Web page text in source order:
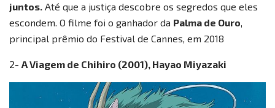
juntos. Até que a justiça descobre os segredos que eles
escondem. O filme foi o ganhador da Palma de Ouro,
principal prêmio do Festival de Cannes, em 2018
2- A Viagem de Chihiro (2001), Hayao Miyazaki